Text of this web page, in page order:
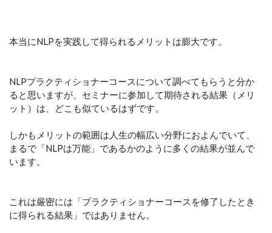
本当にNLPを実践して得られるメリットは膨大です。
NLPプラクティショナーコースについて調べてもらうと分か
ると思いますが、セミナーに参加して期待される結果（メリ
ット）は、どこも似ているはずです。
しかもメリットの範囲は人生の幅広い分野におよんでいて、
まるで「NLPは万能」であるかのように多くの結果が並んで
います。
これは厳密には「プラクティショナーコースを修了したとき
に得られる結果」ではありません。